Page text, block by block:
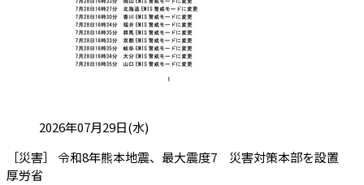
投稿日:2026年07月29日(水)
［災害］ 令和8年熊本地震、最大震度7 災害対策本部を設置
厚労省（会員限定記事）